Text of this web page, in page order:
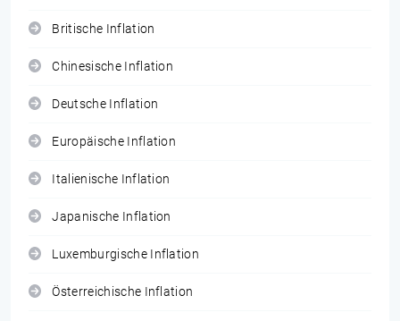
Britische Inflation
Chinesische Inflation
Deutsche Inflation
Europäische Inflation
Italienische Inflation
Japanische Inflation
Luxemburgische Inflation
Österreichische Inflation